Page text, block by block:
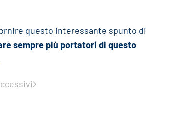
questo interessante spunto di
sempre più portatori di questo